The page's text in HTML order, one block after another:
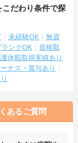
だわり条件で探
未経験OK
無資
ランクOK
資格取
休暇取得実績あり
ナス・賞与あり
あるご質問